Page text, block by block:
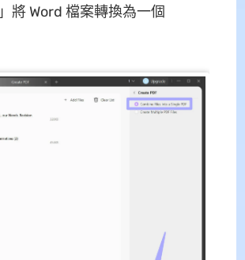
將 Word 檔案轉換為一個